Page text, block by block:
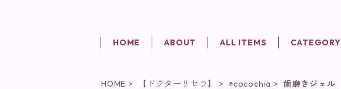
HOME ABOUT ALL ITEMS CATEGORY
HOME 【ドクターリセラ】 ◉cocochia 歯磨きジェル